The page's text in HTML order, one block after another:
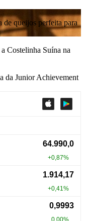
de queijos perfeita para
Costelinha Suína na
da Junior Achievement